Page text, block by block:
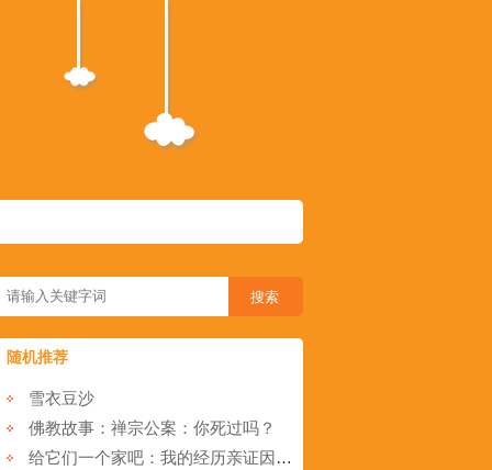
随机推荐
雪衣豆沙
佛教故事：禅宗公案：你死过吗？
给它们一个家吧：我的经历亲证因果真实不虚